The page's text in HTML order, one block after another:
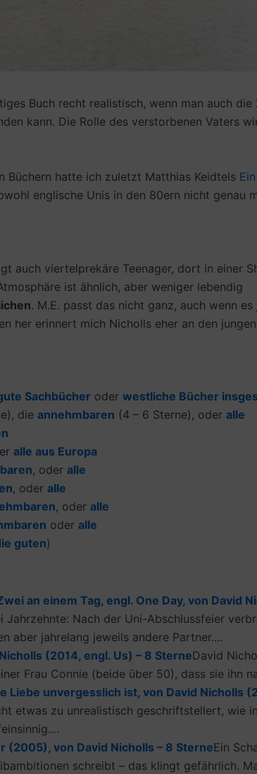
Buch recht realistisch, wenn man auch
kann. Die Rolle des verstorbenen Vaters
Büchern hatte ich zuletzt Matthias Keidtels
englische Unis in den 80ern nicht genau
auch viertelprekäre Teenager, dort in einer
ist ähnlich, aber weniger lebendig
. M.E. passt das nicht ganz, auch wenn
her erinnert mich Nicholls eher an den jungen
Sachbücher oder westliche Bücher
die annehmbaren (4 – 6 Sterne), oder alle
alle aus Europa
, oder alle
, oder alle
, oder alle
oder alle
guten)
an einem Tag, engl. One Day, von David
Nach der Uni-Abschlussfeier
aber jahrelang jeweils andere Partner....
(2014, engl. Us) – 8 SterneDavid
Frau Connie (beide über 50), dass sie ihn
Liebe unvergesslich ist, von David Nicholls
etwas zu unrealistisch geschriftstellert, wie
(2005), von David Nicholls – 8 SterneEin
schreibt – das klingt gefährlich.